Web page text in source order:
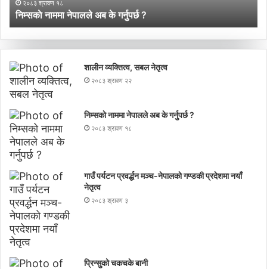
२०८३ श्रावण १८
निम्सकाे नाममा नेपालले अब के गर्नुपर्छ ?
शालीन व्यक्तित्व, सबल नेतृत्व
२०८३ श्रावण २२
निम्सकाे नाममा नेपालले अब के गर्नुपर्छ ?
२०८३ श्रावण १८
गाउँ पर्यटन प्रवर्द्धन मञ्च-नेपालकाे गण्डकी प्रदेशमा नयाँ
नेतृत्व
२०८३ श्रावण ३
प्रिन्सुको चकचके बानी